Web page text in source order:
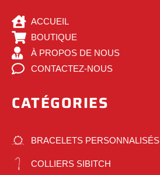
ACCUEIL
BOUTIQUE
À PROPOS DE NOUS
CONTACTEZ-NOUS
CATÉGORIES
BRACELETS PERSONNALISÉS
COLLIERS SIBITCH